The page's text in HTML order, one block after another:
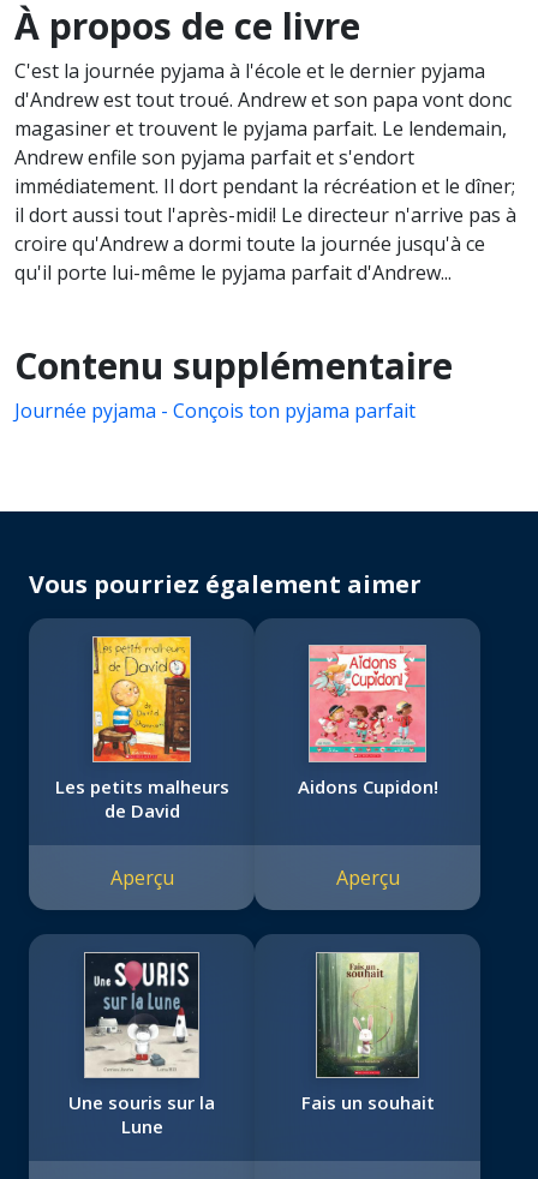
À propos de ce livre
C'est la journée pyjama à l'école et le dernier pyjama
d'Andrew est tout troué. Andrew et son papa vont donc
magasiner et trouvent le pyjama parfait. Le lendemain,
Andrew enfile son pyjama parfait et s'endort
immédiatement. Il dort pendant la récréation et le dîner;
il dort aussi tout l'après-midi! Le directeur n'arrive pas à
croire qu'Andrew a dormi toute la journée jusqu'à ce
qu'il porte lui-même le pyjama parfait d'Andrew...
Contenu supplémentaire
Journée pyjama - Conçois ton pyjama parfait
Vous pourriez également aimer
Les petits malheurs
de David
Aperçu
Aidons Cupidon!
Aperçu
Une souris sur la
Lune
Fais un souhait